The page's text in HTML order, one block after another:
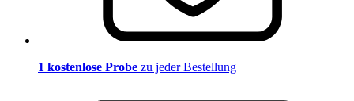
1 kostenlose Probe zu jeder Bestellung